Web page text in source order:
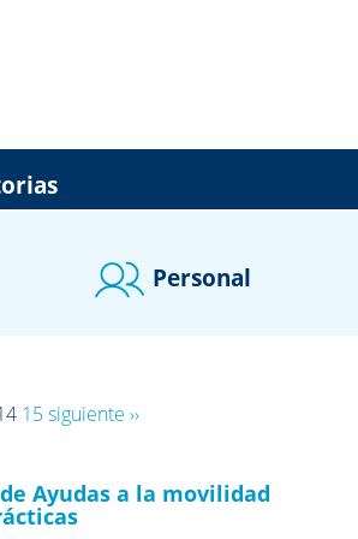
Personal
15siguiente ››
Ayudas a la movilidad